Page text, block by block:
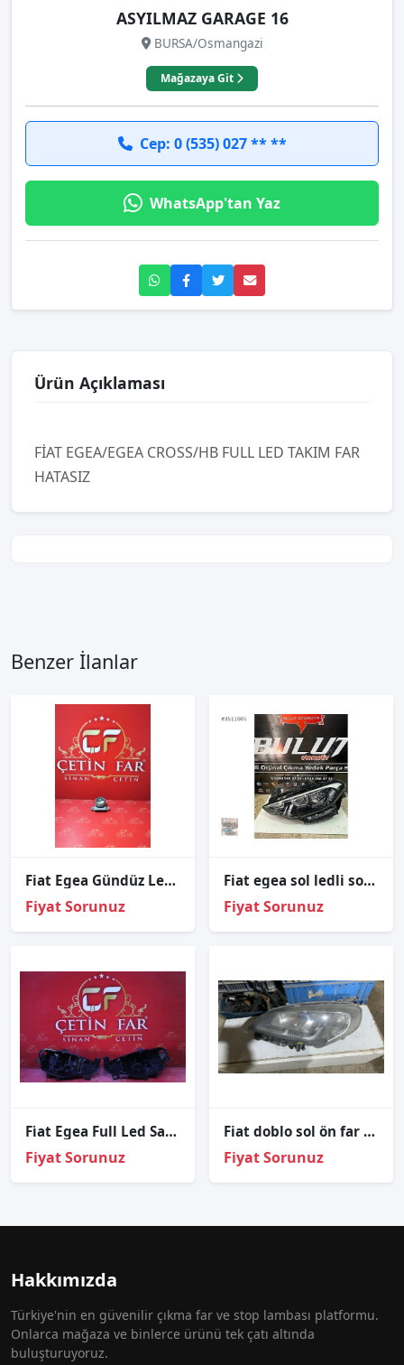
ASYILMAZ GARAGE 16
BURSA/Osmangazi
Mağazaya Git
Cep: 0 (535) 027 ** **
WhatsApp'tan Yaz
Ürün Açıklaması
FİAT EGEA/EGEA CROSS/HB FULL LED TAKIM FAR
HATASIZ
Benzer İlanlar
Fiat Egea Gündüz Led Beyni Orijinal Çıkma
Fiyat Sorunuz
Fiat egea sol ledli sol ön far orjinal çıkma
Fiyat Sorunuz
Fi̇at Egea Full Led Sağ Sol Far Kasasi Led Far Kasasi 2020-2024
Fiyat Sorunuz
Fiat doblo sol ön far çıkma
Fiyat Sorunuz
Hakkımızda
Türkiye'nin en güvenilir çıkma far ve stop lambası platformu.
Onlarca mağaza ve binlerce ürünü tek çatı altında
buluşturuyoruz.